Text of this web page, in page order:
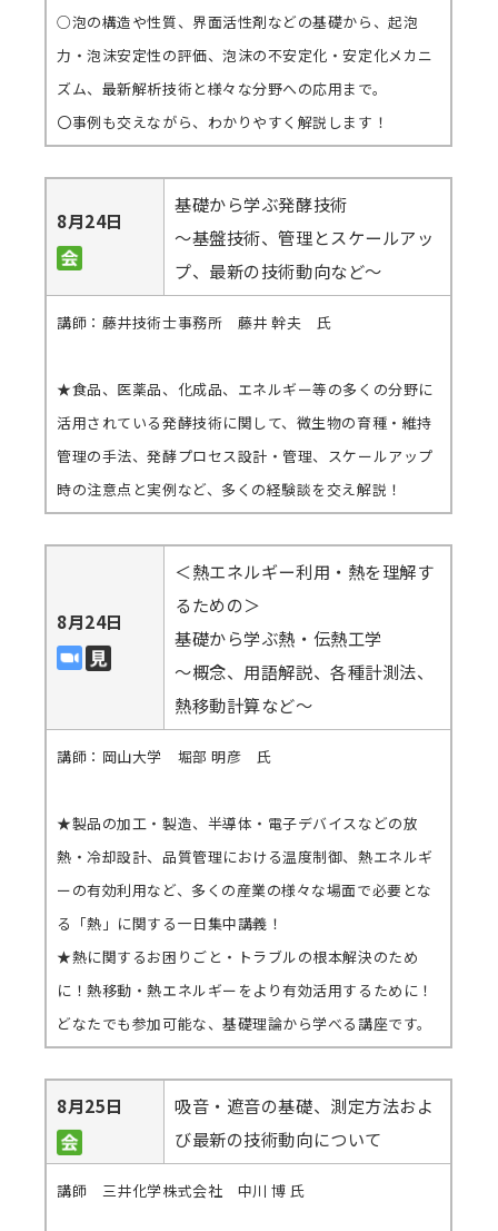
○泡の構造や性質、界面活性剤などの基礎から、起泡
力・泡沫安定性の評価、泡沫の不安定化・安定化メカニ
ズム、最新解析技術と様々な分野への応用まで。
〇事例も交えながら、わかりやすく解説します！
8月24日
基礎から学ぶ発酵技術
～基盤技術、管理とスケールアッ
プ、最新の技術動向など～
講師：藤井技術士事務所 藤井 幹夫 氏
★食品、医薬品、化成品、エネルギー等の多くの分野に
活用されている発酵技術に関して、微生物の育種・維持
管理の手法、発酵プロセス設計・管理、スケールアップ
時の注意点と実例など、多くの経験談を交え解説！
8月24日
＜熱エネルギー利用・熱を理解す
るための＞
基礎から学ぶ熱・伝熱工学
～概念、用語解説、各種計測法、
熱移動計算など～
講師：岡山大学 堀部 明彦 氏
★製品の加工・製造、半導体・電子デバイスなどの放
熱・冷却設計、品質管理における温度制御、熱エネルギ
ーの有効利用など、多くの産業の様々な場面で必要とな
る「熱」に関する一日集中講義！
★熱に関するお困りごと・トラブルの根本解決のため
に！熱移動・熱エネルギーをより有効活用するために！
どなたでも参加可能な、基礎理論から学べる講座です。
8月25日
吸音・遮音の基礎、測定方法およ
び最新の技術動向について
講師 三井化学株式会社 中川 博 氏